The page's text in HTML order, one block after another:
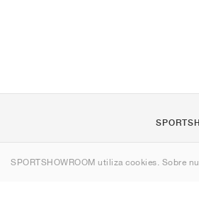
SPORTSHOWROOM utiliza cookies. Sobre
Contacto